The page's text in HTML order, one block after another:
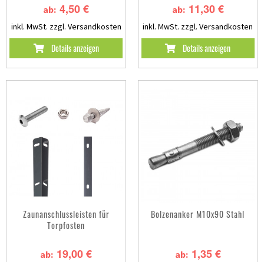
ab: 4,50 €
inkl. MwSt. zzgl. Versandkosten
Details anzeigen
ab: 11,30 €
inkl. MwSt. zzgl. Versandkosten
Details anzeigen
Zaunanschlussleisten für
Torpfosten
ab: 19,00 €
Bolzenanker M10x90 Stahl
ab: 1,35 €